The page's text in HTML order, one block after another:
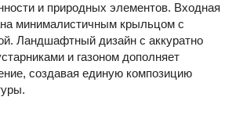
и природных элементов. Входная
минималистичным крыльцом с
Ландшафтный дизайн с аккуратно
и газоном дополняет
создавая единую композицию